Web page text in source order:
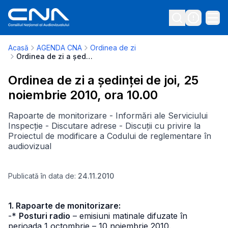
Acasă AGENDA CNA
Ordinea de zi
Ordinea de zi a ședinței de joi, 25 noiembrie 2010, ora 10.00
Ordinea de zi a ședinței de joi, 25
noiembrie 2010, ora 10.00
Rapoarte de monitorizare - Informări ale Serviciului
Inspecție - Discutare adrese - Discuții cu privire la
Proiectul de modificare a Codului de reglementare în
audiovizual
Publicată în data de: 24.11.2010
1. Rapoarte de monitorizare:
-* Posturi radio – emisiuni matinale difuzate în
perioada 1 octombrie – 10 noiembrie 2010.